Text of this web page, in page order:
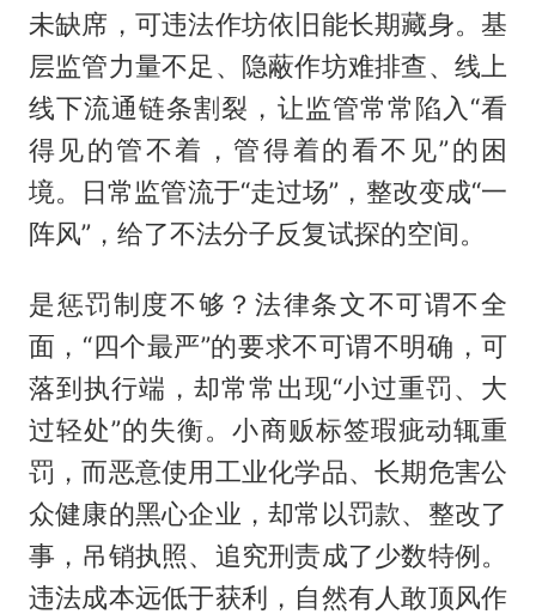
未缺席，可违法作坊依旧能长期藏身。基
层监管力量不足、隐蔽作坊难排查、线上
线下流通链条割裂，让监管常常陷入“看
得见的管不着，管得着的看不见”的困
境。日常监管流于“走过场”，整改变成“一
阵风”，给了不法分子反复试探的空间。
是惩罚制度不够？法律条文不可谓不全
面，“四个最严”的要求不可谓不明确，可
落到执行端，却常常出现“小过重罚、大
过轻处”的失衡。小商贩标签瑕疵动辄重
罚，而恶意使用工业化学品、长期危害公
众健康的黑心企业，却常以罚款、整改了
事，吊销执照、追究刑责成了少数特例。
违法成本远低于获利，自然有人敢顶风作